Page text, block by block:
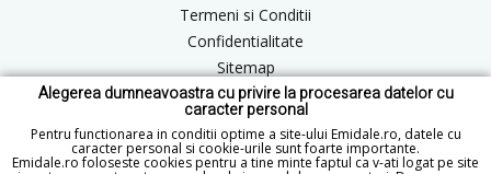
Alegerea dumneavoastra cu privire la procesarea datelor cu
caracter personal
Pentru functionarea in conditii optime a site-ului Emidale.ro, datele cu
caracter personal si cookie-urile sunt foarte importante.
Emidale.ro foloseste cookies pentru a tine minte faptul ca v-ati logat pe site
Termeni si Conditii
Confidentialitate
Sitemap
Blog
ANPC